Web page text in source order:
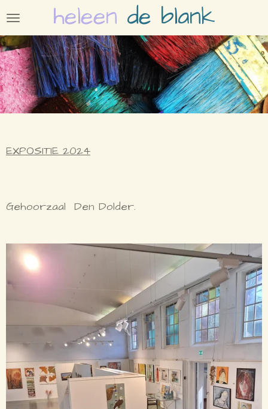
Ga
naar
de
hoofdinhoud
heleen de blank
EXPOSITIE 2024
Gehoorzaal Den Dolder.